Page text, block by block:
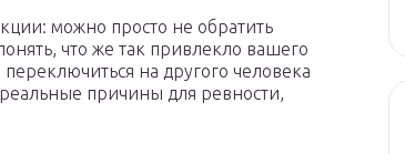
можно просто не обратить
что же так привлекло вашего
переключиться на другого человека
причины для ревности,